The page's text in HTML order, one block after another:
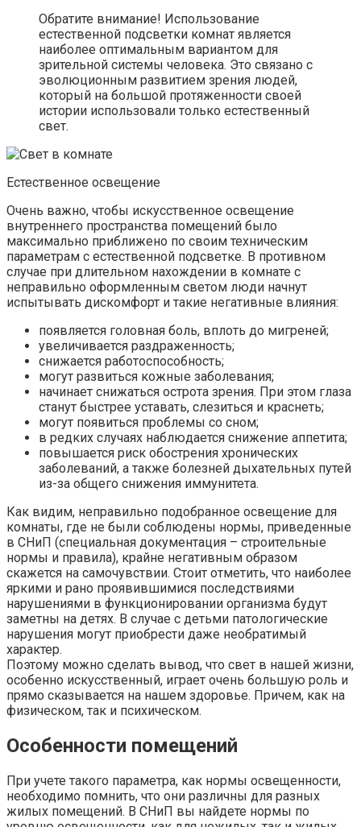
Обратите внимание! Использование
естественной подсветки комнат является
наиболее оптимальным вариантом для
зрительной системы человека. Это связано с
эволюционным развитием зрения людей,
который на большой протяженности своей
истории использовали только естественный
свет.
Естественное освещение
Очень важно, чтобы искусственное освещение
внутреннего пространства помещений было
максимально приближено по своим техническим
параметрам с естественной подсветке. В противном
случае при длительном нахождении в комнате с
неправильно оформленным светом люди начнут
испытывать дискомфорт и такие негативные влияния:
появляется головная боль, вплоть до мигреней;
увеличивается раздраженность;
снижается работоспособность;
могут развиться кожные заболевания;
начинает снижаться острота зрения. При этом глаза
станут быстрее уставать, слезиться и краснеть;
могут появиться проблемы со сном;
в редких случаях наблюдается снижение аппетита;
повышается риск обострения хронических
заболеваний, а также болезней дыхательных путей
из-за общего снижения иммунитета.
Как видим, неправильно подобранное освещение для
комнаты, где не были соблюдены нормы, приведенные
в СНиП (специальная документация – строительные
нормы и правила), крайне негативным образом
скажется на самочувствии. Стоит отметить, что наиболее
яркими и рано проявившимися последствиями
нарушениями в функционировании организма будут
заметны на детях. В случае с детьми патологические
нарушения могут приобрести даже необратимый
характер.
Поэтому можно сделать вывод, что свет в нашей жизни,
особенно искусственный, играет очень большую роль и
прямо сказывается на нашем здоровье. Причем, как на
физическом, так и психическом.
Особенности помещений
При учете такого параметра, как нормы освещенности,
необходимо помнить, что они различны для разных
жилых помещений. В СНиП вы найдете нормы по